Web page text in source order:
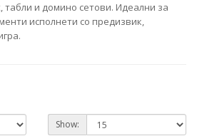
и домино сетови. Идеални за
исполнети со предизвик,
Show: